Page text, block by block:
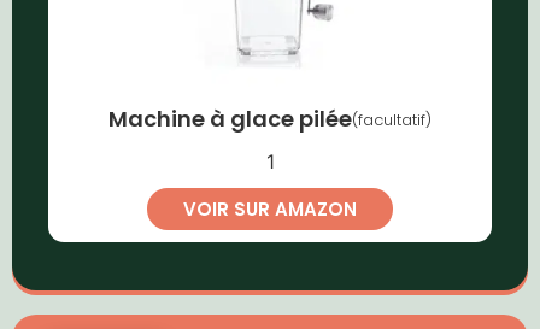
Machine à glace pilée(facultatif)
1
VOIR SUR AMAZON